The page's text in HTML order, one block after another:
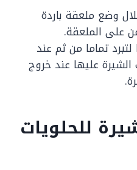
وضع ملعقة باردة
على الملعقة.
تماما من ثم عند
عليها عند خروج
للحلويات